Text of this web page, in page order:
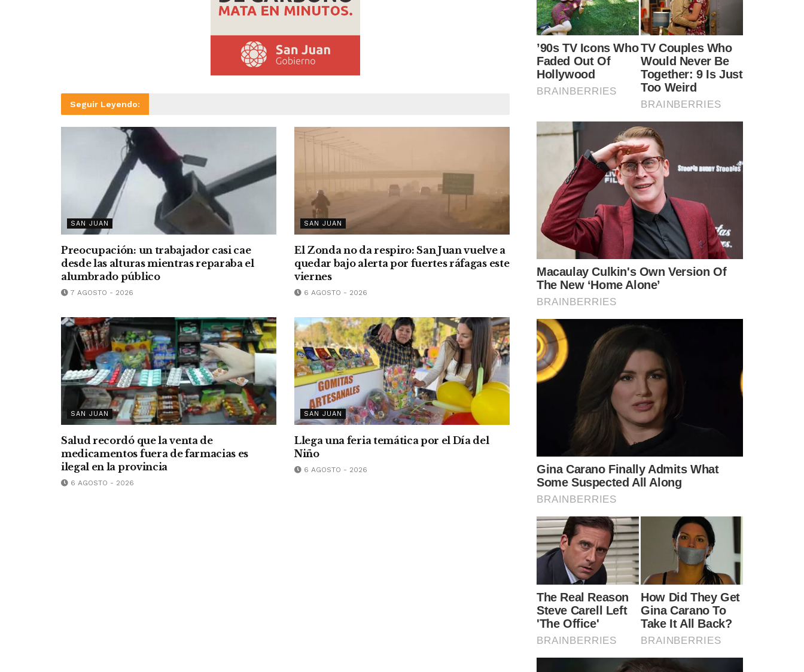
Seguir Leyendo:
SAN JUAN
Preocupación: un trabajador casi cae
desde las alturas mientras reparaba el
alumbrado público
7 AGOSTO - 2026
SAN JUAN
El Zonda no da respiro: San Juan vuelve a
quedar bajo alerta por fuertes ráfagas este
viernes
6 AGOSTO - 2026
SAN JUAN
Salud recordó que la venta de
medicamentos fuera de farmacias es
ilegal en la provincia
6 AGOSTO - 2026
SAN JUAN
Llega una feria temática por el Día del
Niño
6 AGOSTO - 2026